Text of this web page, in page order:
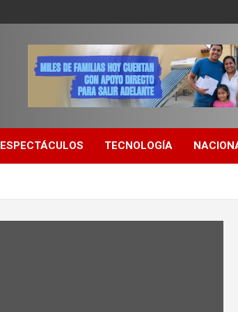
ESPECTÁCULOS TECNOLOGÍA